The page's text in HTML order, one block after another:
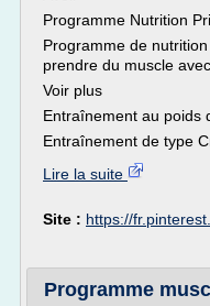
Programme Nutrition
Programme de
prendre du muscle
Voir plus
Entraînement au poids
Entraînement de type
Lire la suite
Site : https://
Programme